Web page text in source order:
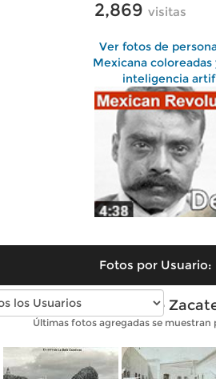
2,869 visitas
Ver fotos de
Mexicana
inteligencia
Fotos por Usuario:
Fotos antiguas de
Últimas fotos agregadas se muestran